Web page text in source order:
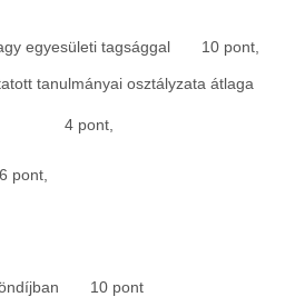
egyesületi tagsággal 10 pont,
tanulmányai osztályzata átlaga
4 pont,
6 pont,
10 pont